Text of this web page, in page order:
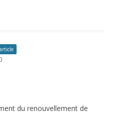
du renouvellement de